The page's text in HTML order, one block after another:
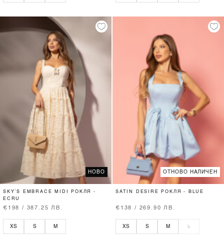
НОВО
SKY’S EMBRACE MIDI РОКЛЯ -
ECRU
€198 / 387.25 ЛВ.
XS S M
ОТНОВО НАЛИЧЕН
SATIN DESIRE РОКЛЯ - BLUE
€138 / 269.90 ЛВ.
XS S M L